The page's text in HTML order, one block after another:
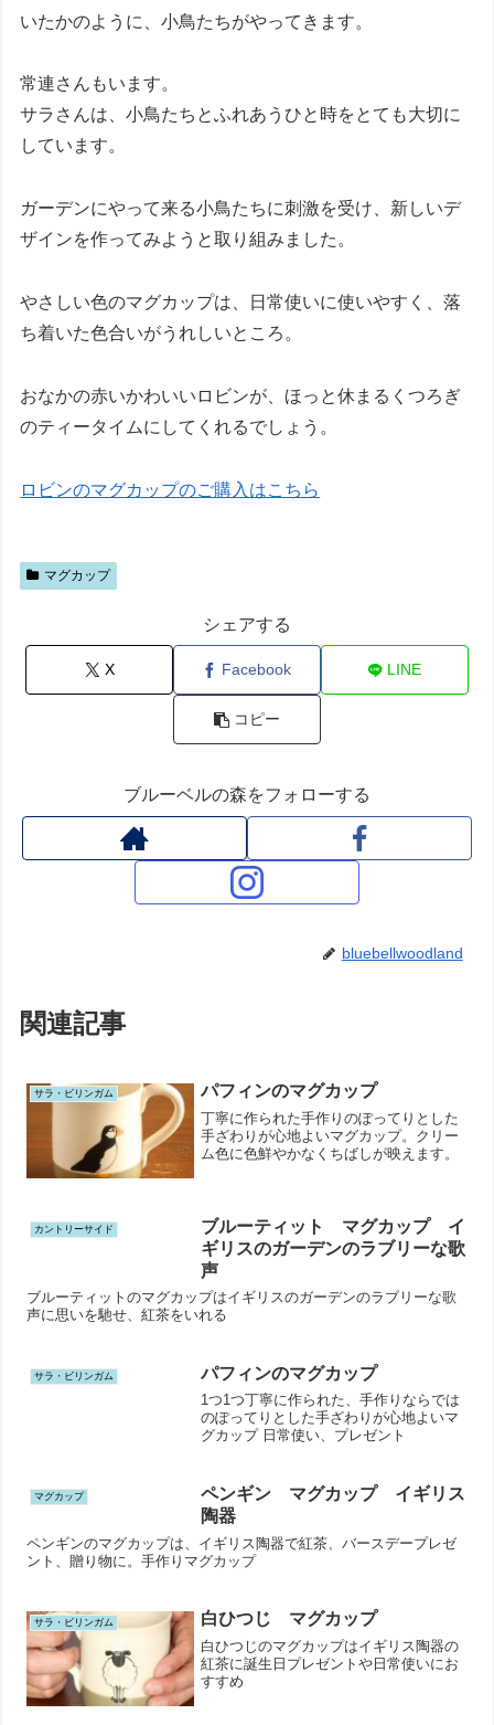
いたかのように、小鳥たちがやってきます。
常連さんもいます。
サラさんは、小鳥たちとふれあうひと時をとても大切に
しています。
ガーデンにやって来る小鳥たちに刺激を受け、新しいデ
ザインを作ってみようと取り組みました。
やさしい色のマグカップは、日常使いに使いやすく、落
ち着いた色合いがうれしいところ。
おなかの赤いかわいいロビンが、ほっと休まるくつろぎ
のティータイムにしてくれるでしょう。
ロビンのマグカップのご購入はこちら
マグカップ
シェアする
X Facebook LINE
コピー
ブルーベルの森をフォローする
bluebellwoodland
関連記事
サラ・ビリンガム パフィンのマグカップ
丁寧に作られた手作りのぽってりとした
手ざわりが心地よいマグカップ。クリー
ム色に色鮮やかなくちばしが映えます。
カントリーサイド
ブルーティット マグカップ イ
ギリスのガーデンのラブリーな歌
声
ブルーティットのマグカップはイギリスのガーデンのラブリーな歌
声に思いを馳せ、紅茶をいれる
サラ・ビリンガム パフィンのマグカップ
1つ1つ丁寧に作られた、手作りならでは
のぽってりとした手ざわりが心地よいマ
グカップ 日常使い、プレゼント
マグカップ
ペンギン マグカップ イギリス
陶器
ペンギンのマグカップは、イギリス陶器で紅茶、バースデープレゼ
ント、贈り物に。手作りマグカップ
サラ・ビリンガム 白ひつじ マグカップ
白ひつじのマグカップはイギリス陶器の
紅茶に誕生日プレゼントや日常使いにお
すすめ